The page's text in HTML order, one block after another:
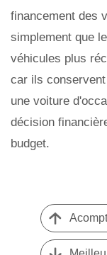
financement des
simplement que
véhicules plus
car ils
une voiture
décision
budget.